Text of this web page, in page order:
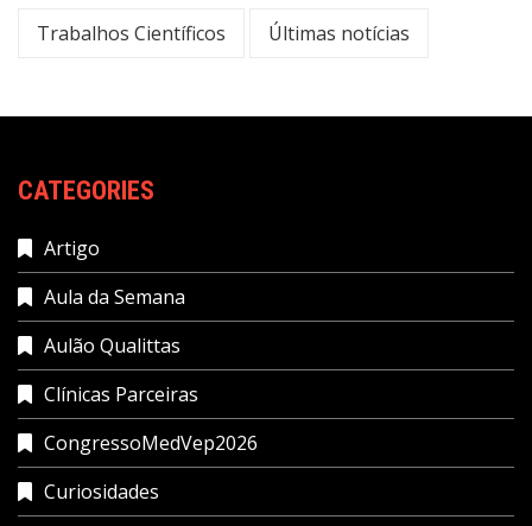
Trabalhos Científicos Últimas notícias
CATEGORIES
Artigo
Aula da Semana
Aulão Qualittas
Clínicas Parceiras
CongressoMedVep2026
Curiosidades